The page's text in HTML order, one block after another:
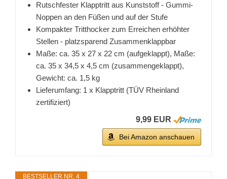
Rutschfester Klapptritt aus Kunststoff - Gummi-
Noppen an den Füßen und auf der Stufe
Kompakter Tritthocker zum Erreichen erhöhter
Stellen - platzsparend Zusammenklappbar
Maße: ca. 35 x 27 x 22 cm (aufgeklappt), Maße:
ca. 35 x 34,5 x 4,5 cm (zusammengeklappt),
Gewicht: ca. 1,5 kg
Lieferumfang: 1 x Klapptritt (TÜV Rheinland
zertifiziert)
9,99 EUR
Bei Amazon anschauen
BESTSELLER NR. 4